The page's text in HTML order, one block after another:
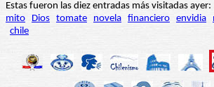
Estas fueron las diez entradas más visitadas ayer:
mito
Dios tomate novela financiero envidia
chile